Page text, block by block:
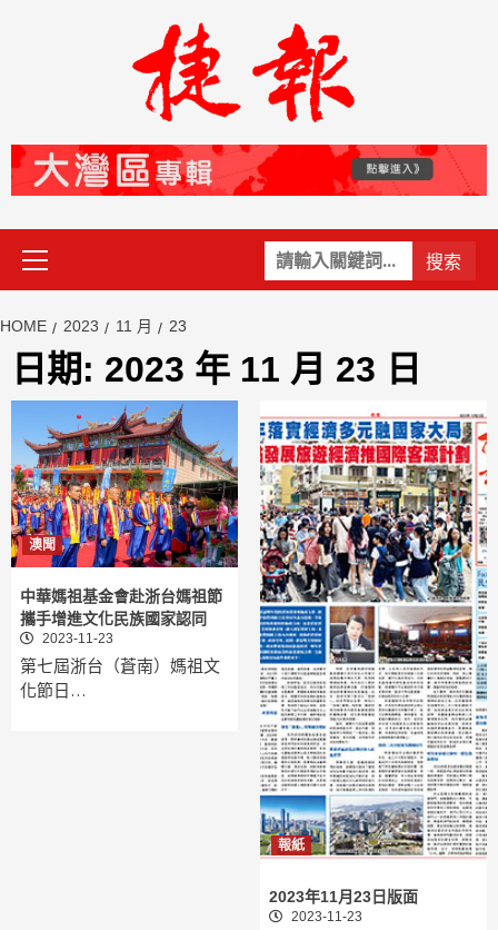
關
鍵
Primary
Menu
HOME 2023 11 月 23
日期: 2023 年 11 月 23 日
澳聞
中華媽祖基金會赴浙台媽祖節
攜手增進文化民族國家認同
2023-11-23
第七屆浙台（蒼南）媽祖文
化節日…
報紙
2023年11月23日版面
2023-11-23